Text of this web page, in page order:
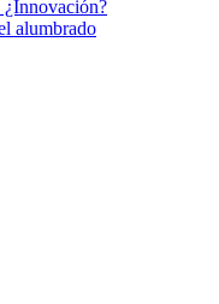
¿Innovación?
alumbrado